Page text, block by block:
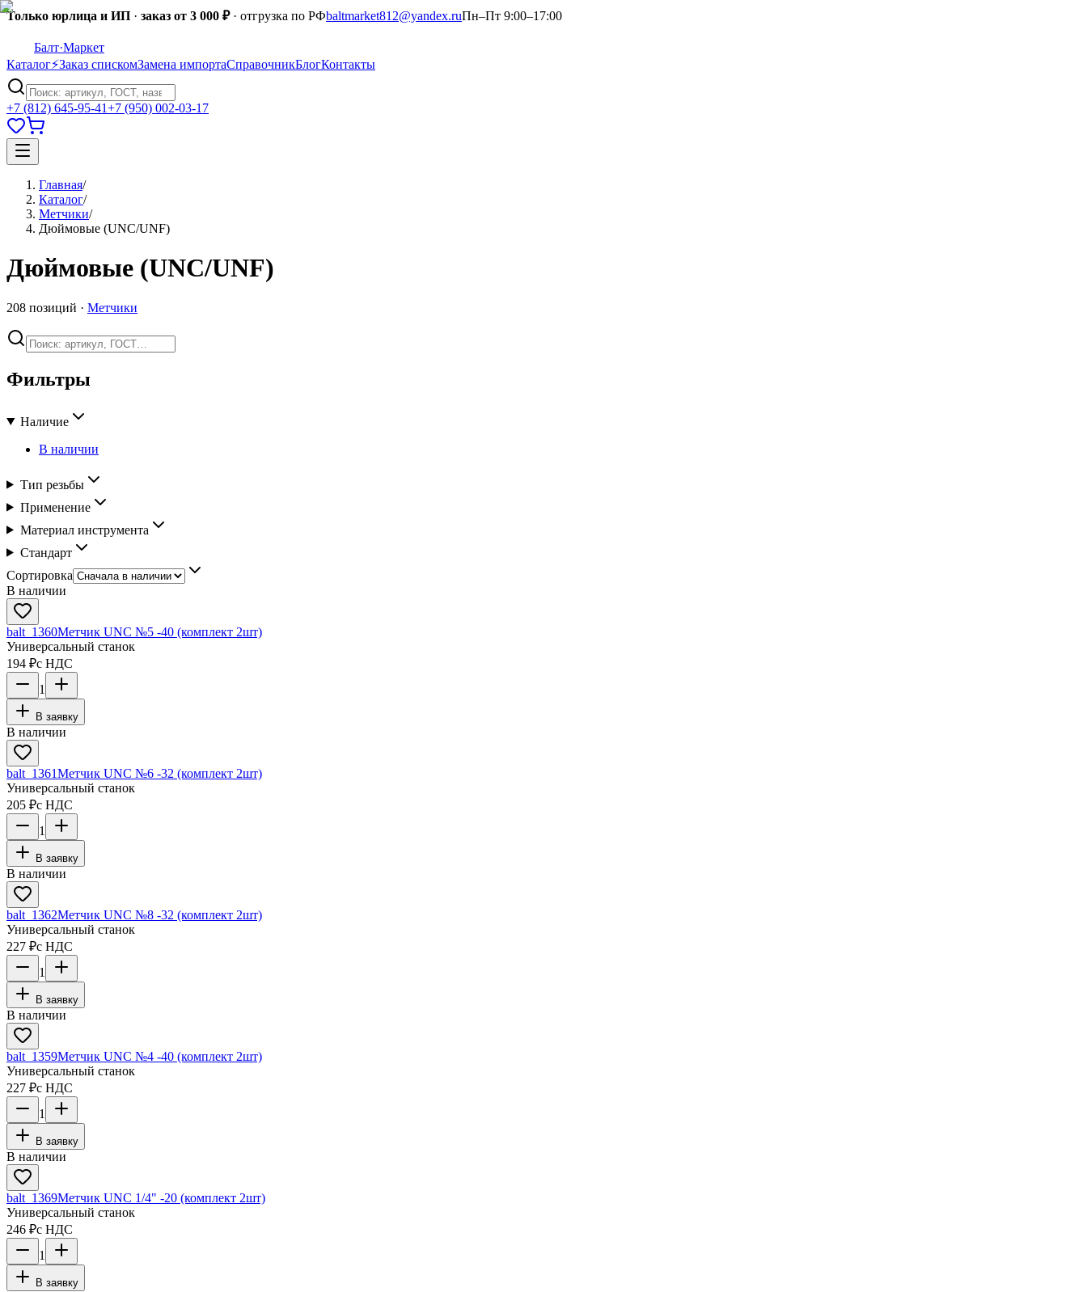
Только юрлица и ИП · заказ от 3 000 ₽· отгрузка по РФbaltmarket812@yandex.ruПн–Пт 9:00–17:00
Балт·Маркет
Каталог⚡Заказ спискомЗамена импортаСправочникБлогКонтакты
+7 (812) 645-95-41+7 (950) 002-03-17
Главная/
Каталог/
Метчики/
Дюймовые (UNC/UNF)
Дюймовые (UNC/UNF)
208 позиций · Метчики
Фильтры
Наличие
В наличии
Тип резьбы
Применение
Материал инструмента
Стандарт
Сортировка
В наличии
balt_1360Метчик UNC №5 -40 (комплект 2шт)
Универсальный станок
194 ₽с НДС
1
В заявку
В наличии
balt_1361Метчик UNC №6 -32 (комплект 2шт)
Универсальный станок
205 ₽с НДС
1
В заявку
В наличии
balt_1362Метчик UNC №8 -32 (комплект 2шт)
Универсальный станок
227 ₽с НДС
1
В заявку
В наличии
balt_1359Метчик UNC №4 -40 (комплект 2шт)
Универсальный станок
227 ₽с НДС
1
В заявку
В наличии
balt_1369Метчик UNC 1/4" -20 (комплект 2шт)
Универсальный станок
246 ₽с НДС
1
В заявку